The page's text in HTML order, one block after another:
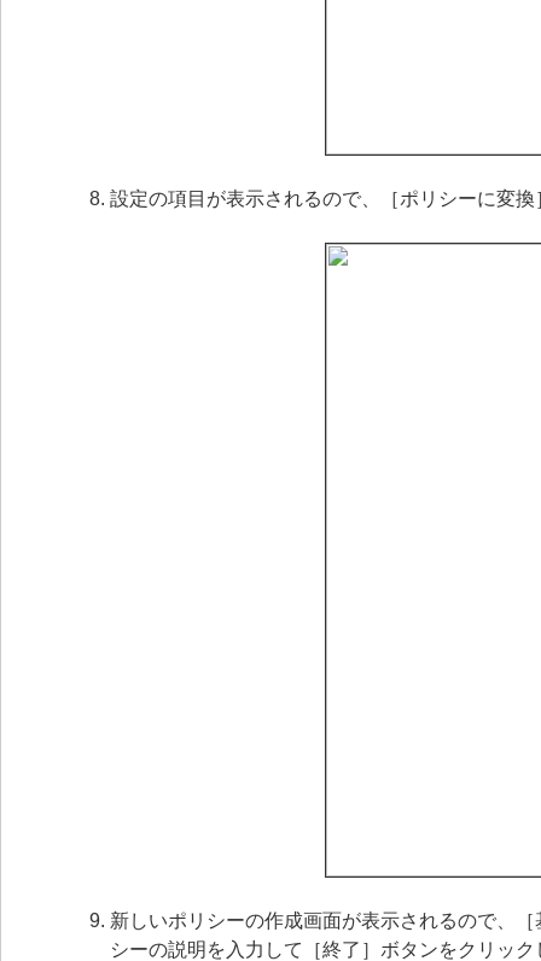
設定の項目が表示されるので、［ポリシーに変
新しいポリシーの作成画面が表示されるので、
シーの説明を入力して［終了］ボタンをクリック